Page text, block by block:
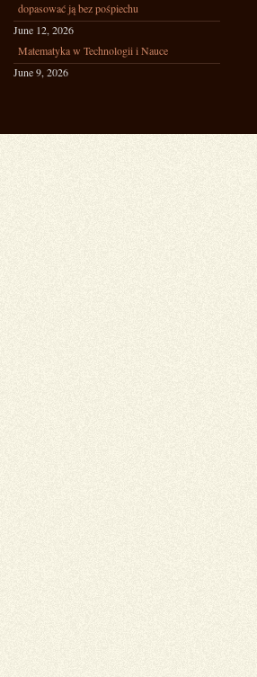
dopasować ją bez pośpiechu
June 12, 2026
Matematyka w Technologii i Nauce
June 9, 2026